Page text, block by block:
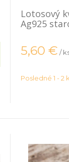
Lotosový
Ag925
5,60 € /
Posledné 1 - 2